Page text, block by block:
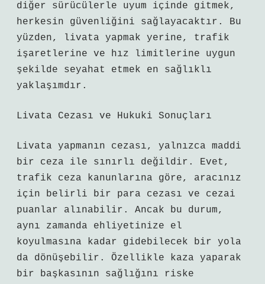
diğer sürücülerle uyum içinde gitmek,
herkesin güvenliğini sağlayacaktır. Bu
yüzden, livata yapmak yerine, trafik
işaretlerine ve hız limitlerine uygun
şekilde seyahat etmek en sağlıklı
yaklaşımdır.
Livata Cezası ve Hukuki Sonuçları
Livata yapmanın cezası, yalnızca maddi
bir ceza ile sınırlı değildir. Evet,
trafik ceza kanunlarına göre, aracınız
için belirli bir para cezası ve cezai
puanlar alınabilir. Ancak bu durum,
aynı zamanda ehliyetinize el
koyulmasına kadar gidebilecek bir yola
da dönüşebilir. Özellikle kaza yaparak
bir başkasının sağlığını riske